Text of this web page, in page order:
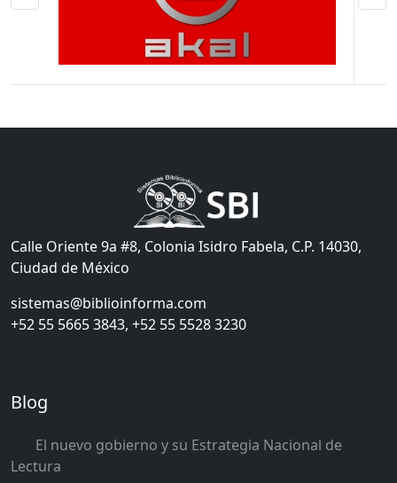
Calle Oriente 9a #8, Colonia Isidro Fabela, C.P. 14030,
Ciudad de México
sistemas@biblioinforma.com
+52 55 5665 3843, +52 55 5528 3230
Blog
El nuevo gobierno y su Estrategia Nacional de
Lectura